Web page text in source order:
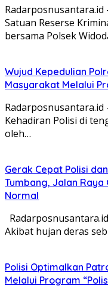
Radarposnusantara.id
Satuan Reserse
bersama Polsek
Wujud Kepedulian
Masyarakat Melalui
Radarposnusantara.id
Kehadiran Polisi di
oleh…
Gerak Cepat Polisi
Tumbang, Jalan
Normal
Akibat hujan deras
Polisi Optimalkan
Melalui Program